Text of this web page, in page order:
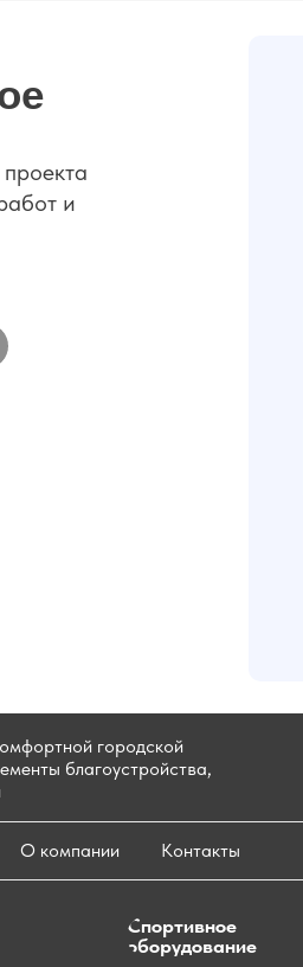
и
городской
благоустройства,
Спортивное
оборудование
О компании Контакты